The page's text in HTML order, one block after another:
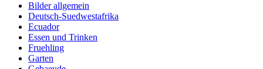
Bilder allgemein
Deutsch-Suedwestafrika
Ecuador
Essen und Trinken
Fruehling
Garten